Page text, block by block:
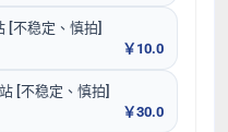
[不稳定、慎拍]
￥10.0
[不稳定、慎拍]
￥30.0